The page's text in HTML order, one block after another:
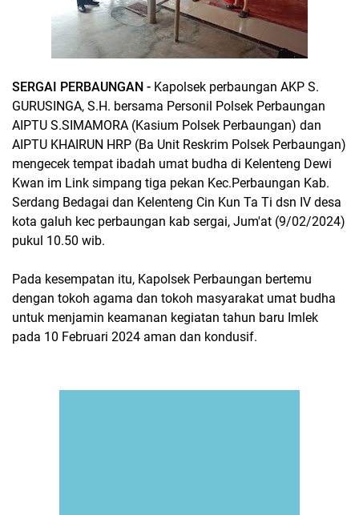
SERGAI PERBAUNGAN - Kapolsek perbaungan AKP S.
GURUSINGA, S.H. bersama Personil Polsek Perbaungan
AIPTU S.SIMAMORA (Kasium Polsek Perbaungan) dan
AIPTU KHAIRUN HRP (Ba Unit Reskrim Polsek Perbaungan)
mengecek tempat ibadah umat budha di Kelenteng Dewi
Kwan im Link simpang tiga pekan Kec.Perbaungan Kab.
Serdang Bedagai dan Kelenteng Cin Kun Ta Ti dsn IV desa
kota galuh kec perbaungan kab sergai, Jum'at (9/02/2024)
pukul 10.50 wib.
Pada kesempatan itu, Kapolsek Perbaungan bertemu
dengan tokoh agama dan tokoh masyarakat umat budha
untuk menjamin keamanan kegiatan tahun baru Imlek
pada 10 Februari 2024 aman dan kondusif.